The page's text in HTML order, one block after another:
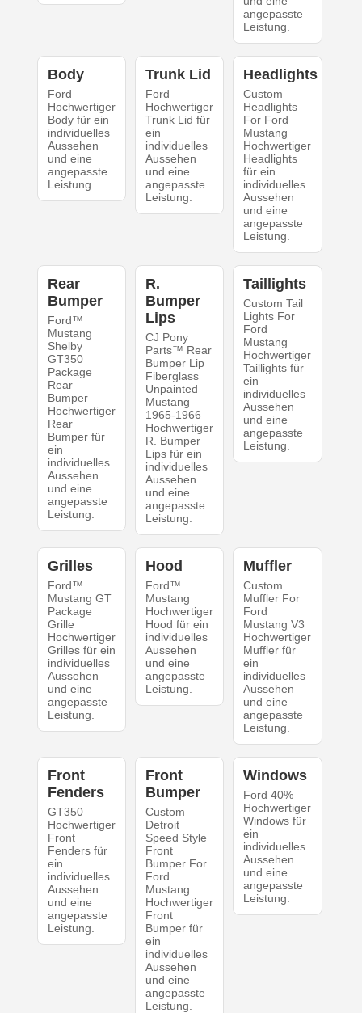
angepasste
Leistung.
Body
Ford
Hochwertiger
Body für ein
individuelles
Aussehen
und eine
angepasste
Leistung.
Trunk Lid
Ford
Hochwertiger
Trunk Lid für
ein
individuelles
Aussehen
und eine
angepasste
Leistung.
Headlights
Custom
Headlights
For Ford
Mustang
Hochwertiger
Headlights
für ein
individuelles
Aussehen
und eine
angepasste
Leistung.
Rear
Bumper
Ford™
Mustang
Shelby
GT350
Package
Rear
Bumper
Hochwertiger
Rear
Bumper für
ein
individuelles
Aussehen
und eine
angepasste
Leistung.
R.
Bumper
Lips
CJ Pony
Parts™ Rear
Bumper Lip
Fiberglass
Unpainted
Mustang
1965-1966
Hochwertiger
R. Bumper
Lips für ein
individuelles
Aussehen
und eine
angepasste
Leistung.
Taillights
Custom Tail
Lights For
Ford
Mustang
Hochwertiger
Taillights für
ein
individuelles
Aussehen
und eine
angepasste
Leistung.
Grilles
Ford™
Mustang GT
Package
Grille
Hochwertiger
Grilles für ein
individuelles
Aussehen
und eine
angepasste
Leistung.
Hood
Ford™
Mustang
Hochwertiger
Hood für ein
individuelles
Aussehen
und eine
angepasste
Leistung.
Muffler
Custom
Muffler For
Ford
Mustang V3
Hochwertiger
Muffler für
ein
individuelles
Aussehen
und eine
angepasste
Leistung.
Front
Fenders
GT350
Hochwertiger
Front
Fenders für
ein
individuelles
Aussehen
und eine
angepasste
Leistung.
Front
Bumper
Custom
Detroit
Speed Style
Front
Bumper For
Ford
Mustang
Hochwertiger
Front
Bumper für
ein
individuelles
Aussehen
und eine
angepasste
Leistung.
Windows
Ford 40%
Hochwertiger
Windows für
ein
individuelles
Aussehen
und eine
angepasste
Leistung.